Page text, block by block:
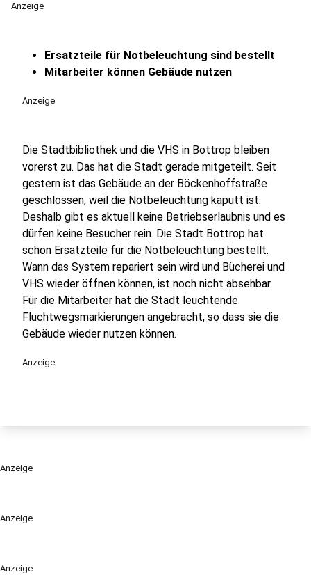
Anzeige
Anzeige
Anzeige
Ersatzteile für Notbeleuchtung sind bestellt
Mitarbeiter können Gebäude nutzen
Anzeige
Die Stadtbibliothek und die VHS in Bottrop bleiben
vorerst zu. Das hat die Stadt gerade mitgeteilt. Seit
gestern ist das Gebäude an der Böckenhoffstraße
geschlossen, weil die Notbeleuchtung kaputt ist.
Deshalb gibt es aktuell keine Betriebserlaubnis und es
dürfen keine Besucher rein. Die Stadt Bottrop hat
schon Ersatzteile für die Notbeleuchtung bestellt.
Wann das System repariert sein wird und Bücherei und
VHS wieder öffnen können, ist noch nicht absehbar.
Für die Mitarbeiter hat die Stadt leuchtende
Fluchtwegsmarkierungen angebracht, so dass sie die
Gebäude wieder nutzen können.
Anzeige
Anzeige